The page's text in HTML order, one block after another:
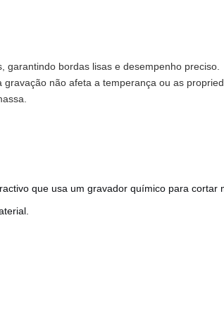
bordas lisas e desempenho preciso.
não afeta a temperança ou as
que usa um gravador químico para cortar